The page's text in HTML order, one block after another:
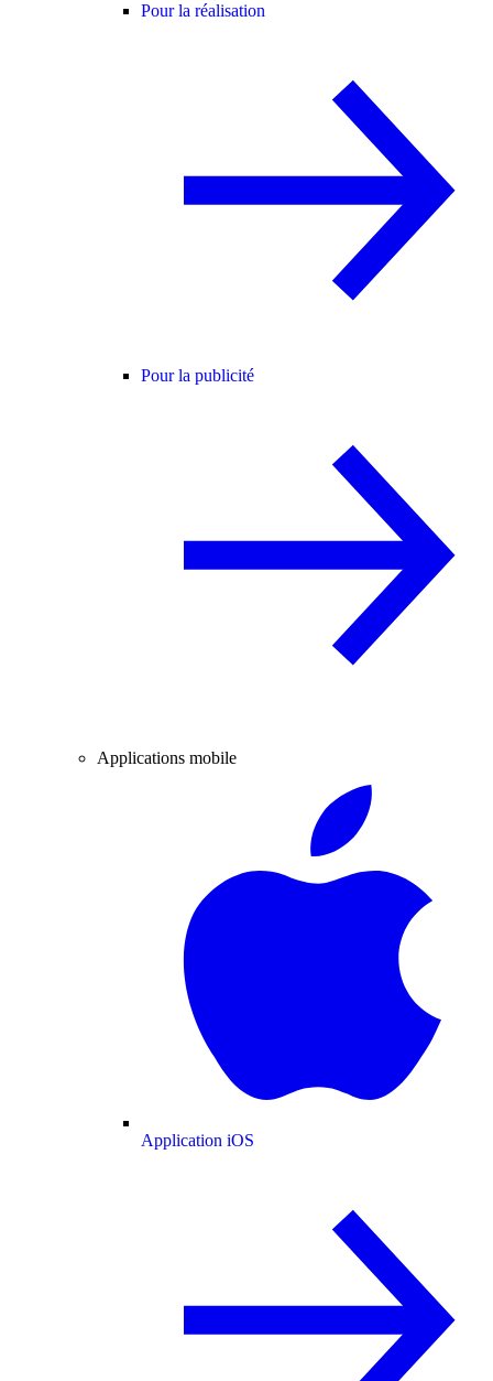
Pour la réalisation
Pour la publicité
Applications mobile
Application iOS